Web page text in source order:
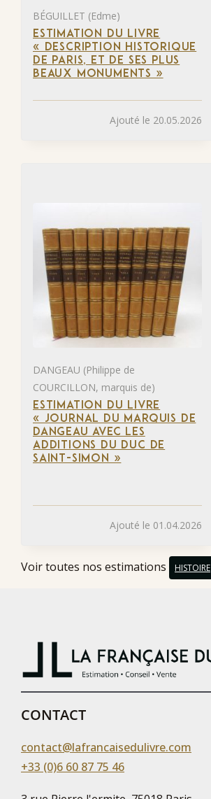
BÉGUILLET (Edme)
ESTIMATION DU LIVRE
« DESCRIPTION HISTORIQUE
DE PARIS, ET DE SES PLUS
BEAUX MONUMENTS »
Ajouté le 20.05.2026
DANGEAU (Philippe de
COURCILLON, marquis de)
ESTIMATION DU LIVRE
« JOURNAL DU MARQUIS DE
DANGEAU AVEC LES
ADDITIONS DU DUC DE
SAINT-SIMON »
Ajouté le 01.04.2026
Voir toutes nos estimations HISTOIRE
CONTACT
contact@lafrancaisedulivre.com
+33 (0)6 60 87 75 46